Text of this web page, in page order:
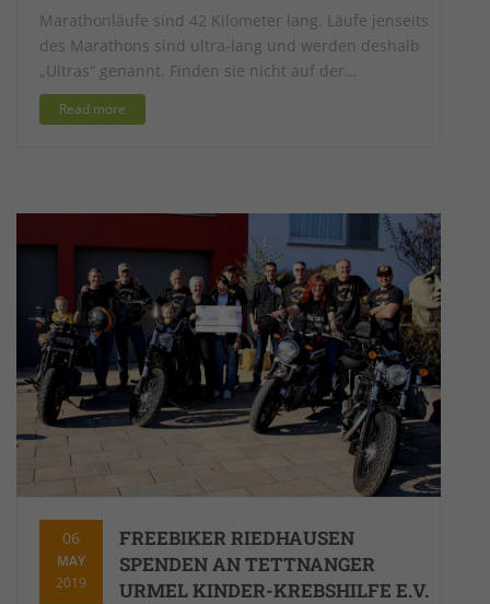
Marathonläufe sind 42 Kilometer lang. Läufe jenseits
des Marathons sind ultra-lang und werden deshalb
„Ultras“ genannt. Finden sie nicht auf der…
Read more
06
MAY
2019
FREEBIKER RIEDHAUSEN
SPENDEN AN TETTNANGER
URMEL KINDER-KREBSHILFE E.V.